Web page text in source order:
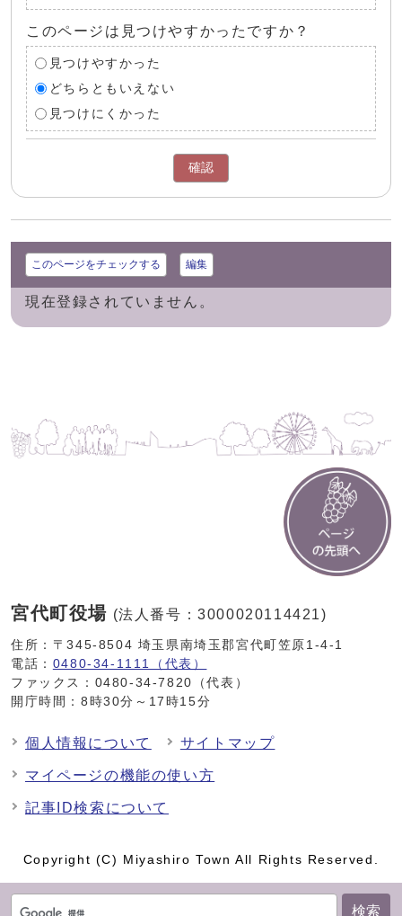
検索
このページは見つけやすかったですか？
見つけやすかった
どちらともいえない
見つけにくかった
確認
このページをチェックする 編集
現在登録されていません。
宮代町役場 (法人番号：3000020114421)
住所：〒345-8504 埼玉県南埼玉郡宮代町笠原1-4-1
電話： 0480-34-1111（代表）
ファックス：0480-34-7820（代表）
開庁時間：8時30分～17時15分
個人情報について サイトマップ
マイページの機能の使い方
記事ID検索について
Copyright (C) Miyashiro Town All Rights Reserved.